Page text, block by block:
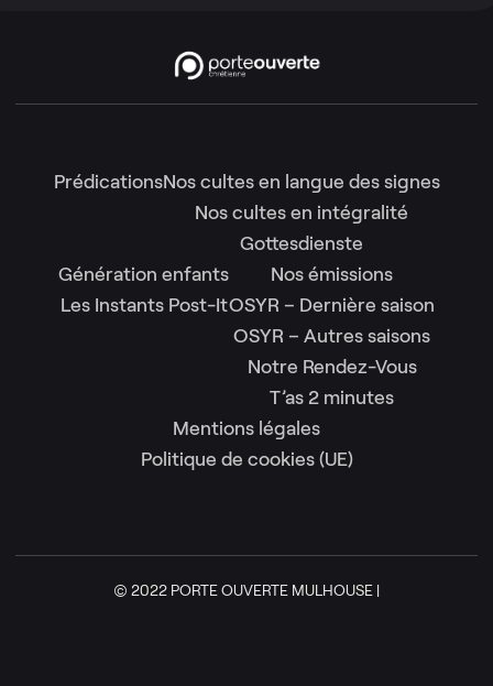
PrédicationsNos cultes en langue des signes
Nos cultes en intégralité
Gottesdienste
Génération enfants
Les Instants Post-It
Nos émissions
OSYR – Dernière saison
OSYR – Autres saisons
Notre Rendez-Vous
T’as 2 minutes
Mentions légales
Politique de cookies (UE)
© 2022 PORTE OUVERTE MULHOUSE |